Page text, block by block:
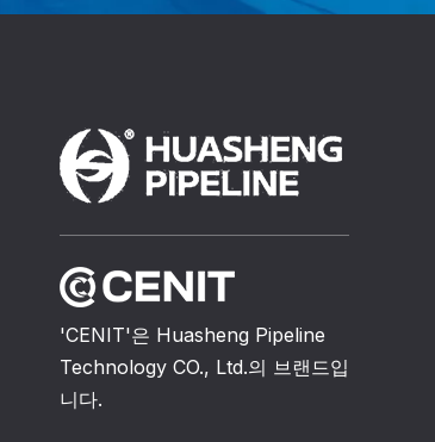
'CENIT'은 Huasheng Pipeline
Technology CO., Ltd.의 브랜드입
니다.